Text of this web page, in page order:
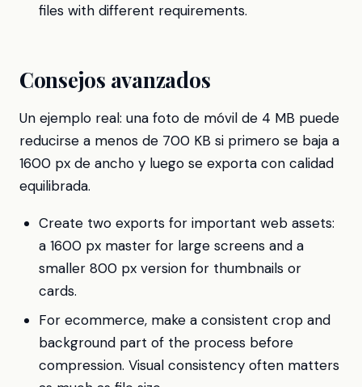
files with different requirements.
Consejos avanzados
Un ejemplo real: una foto de móvil de 4 MB puede
reducirse a menos de 700 KB si primero se baja a
1600 px de ancho y luego se exporta con calidad
equilibrada.
Create two exports for important web assets:
a 1600 px master for large screens and a
smaller 800 px version for thumbnails or
cards.
For ecommerce, make a consistent crop and
background part of the process before
compression. Visual consistency often matters